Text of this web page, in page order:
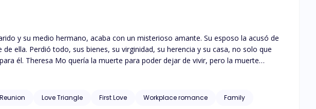
y su medio hermano, acaba con un misterioso amante. Su esposo la acusó de
ella. Perdió todo, sus bienes, su virginidad, su herencia y su casa, no solo que
él. Theresa Mo quería la muerte para poder dejar de vivir, pero la muerte
se derrumbó. A dónde acudió cuando ni siquiera sabía quién la embarazó?
sí mismo y les pregunta "¿quién es tu madre?".
Reunion Love Triangle First Love Workplace romance
Family